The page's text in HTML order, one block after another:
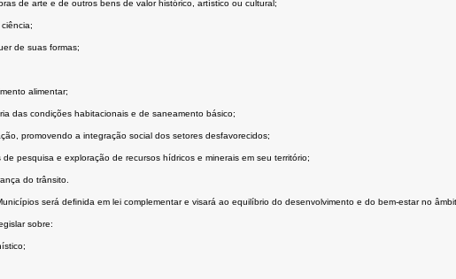
de arte e de outros bens de valor histórico, artístico ou cultural;
de suas formas;
alimentar;
das condições habitacionais e de saneamento básico;
promovendo a integração social dos setores desfavorecidos;
pesquisa e exploração de recursos hídricos e minerais em seu território;
do trânsito.
será deﬁnida em lei complementar e visará ao equilíbrio do desenvolvimento e do bem-estar no
sobre: